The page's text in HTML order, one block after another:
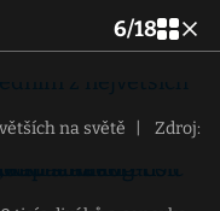
6/18
na světě
Zdroj: